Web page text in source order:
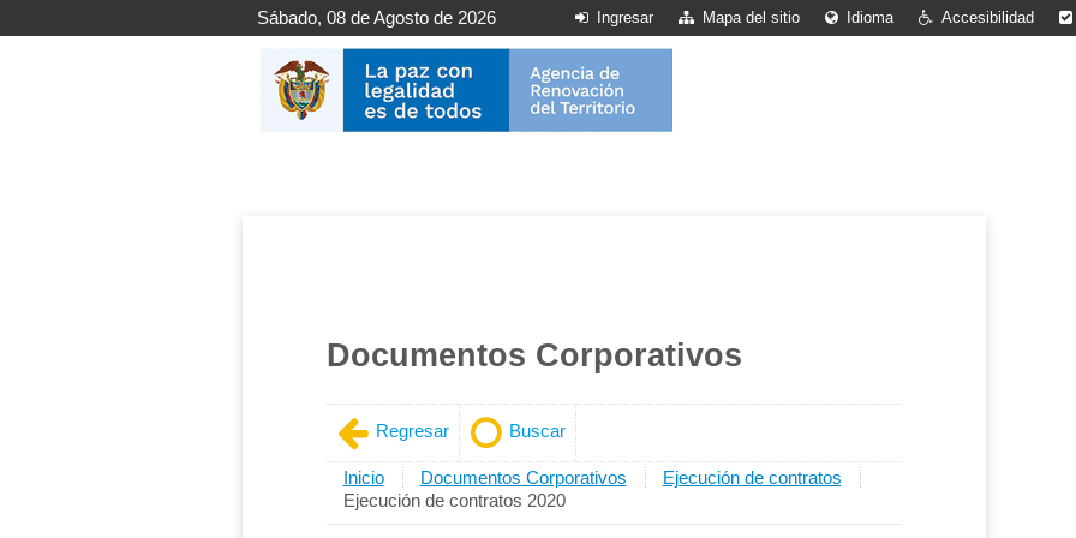
Sábado, 08 de Agosto de 2026 Ingresar Mapa del sitio Idioma Accesibilidad
Documentos Corporativos
Regresar Buscar
Inicio Documentos Corporativos
Ejecución de contratos
Ejecución de contratos 2020